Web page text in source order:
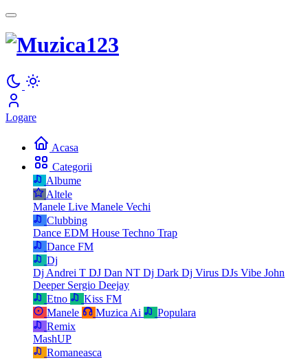
Logare
Acasa
Categorii
Albume
Altele
Manele Live Manele Vechi
Clubbing
Dance EDM House Techno Trap
Dance FM
Dj
Dj Andrei T DJ Dan NT Dj Dark Dj Virus DJs Vibe John
Deeper Sergio Deejay
Etno
Kiss FM
Manele
Muzica Ai
Populara
Remix
MashUP
Romaneasca